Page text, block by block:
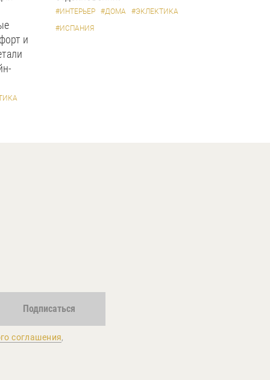
и
#ИНТЕРЬЕР #ДОМА
#ЭКЛЕКТИКА
#ИСПАНИЯ
Подписаться
соглашения,